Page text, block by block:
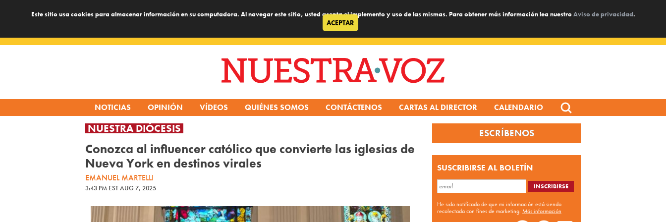
Este sitio usa cookies para almacenar información en su computadora. Al navegar este sitio, usted acepta el implemento y uso de las mismas. Para obtener más información lea nuestroAviso de privacidad.
ACEPTAR
NOTICIAS OPINIÓN VÍDEOS QUIÉNES SOMOS CONTÁCTENOS CARTAS AL DIRECTOR CALENDARIO
Search
for:
NUESTRA DIÓCESIS
Conozca al influencer católico que convierte las iglesias de
Nueva York en destinos virales
EMANUEL MARTELLI
3:43 PM EST AUG 7, 2025
ESCRÍBENOS
SUSCRIBIRSE AL BOLETÍN
He sido notificado de que mi información está siendo
recolectada con fines de marketing. Más información